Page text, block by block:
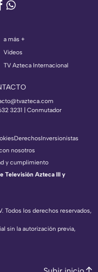
a más +
Videos
TV Azteca Internacional
3231 | Conmutador
Todos los derechos reservados,
sin la autorización previa,
DerechosInversionistas
nosotros
y cumplimiento
Televisión Azteca III y